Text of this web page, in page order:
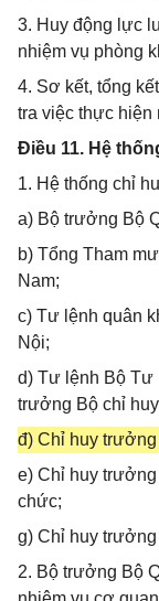
3. Huy động lực
nhiệm vụ phòng
4. Sơ kết, tổng
tra việc thực hiện
Điều 11. Hệ
1. Hệ thống chỉ
a) Bộ trưởng Bộ
b) Tổng Tham
Nam;
c) Tư lệnh quân
Nội;
d) Tư lệnh Bộ Tư
trưởng Bộ chỉ
đ) Chỉ huy
e) Chỉ huy
chức;
g) Chỉ huy
2. Bộ trưởng Bộ